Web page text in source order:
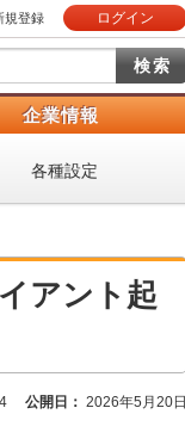
規登録 ログイン
企業情報
各種設定
アント起
公開日： 2026年5月20日